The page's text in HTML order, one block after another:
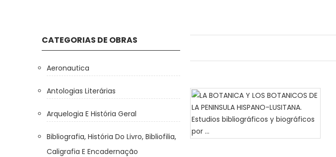
CATEGORIAS DE OBRAS
Aeronautica
Antologias Literárias
Arquelogia E História Geral
Bibliografia, História Do Livro, Bibliofilia,
Caligrafia E Encadernação